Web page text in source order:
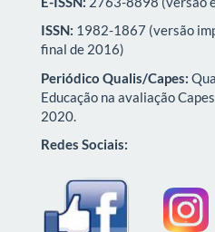
ISSN: 1982-1867 (versão
final de 2016)
Periódico Qualis/Capes:
Educação na avaliação
2020.
Redes Sociais: